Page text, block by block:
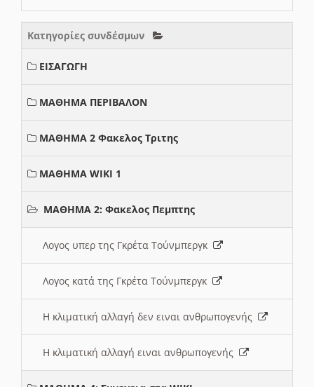
Κατηγορίες συνδέσμων
ΕΙΣΑΓΩΓΗ
ΜΑΘΗΜΑ ΠΕΡΙΒΑΛΟΝ
ΜΑΘΗΜΑ 2 Φακελος Τριτης
ΜΑΘΗΜΑ WIKI 1
ΜΑΘΗΜΑ 2: Φακελος Πεμπτης
Λογος υπερ της Γκρέτα Τούνμπεργκ
Λογος κατά της Γκρέτα Τούνμπεργκ
Η κλιματική αλλαγή δεν ειναι ανθρωπογενής
Η κλιματική αλλαγή ειναι ανθρωπογενής